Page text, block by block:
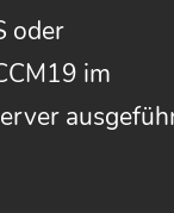
oder
im